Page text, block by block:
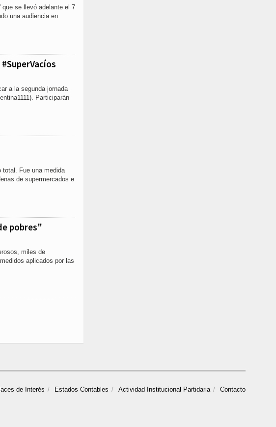
que se llevó adelante el 7
una audiencia en
a la segunda jornada
Participarán
total. Fue una medida
de supermercados e
pobres"
miles de
aplicados por las
de Interés Estados Contables Actividad Institucional Partidaria Contacto